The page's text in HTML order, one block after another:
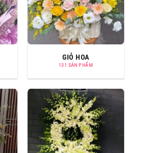
GIỎ HOA
131 SẢN PHẨM